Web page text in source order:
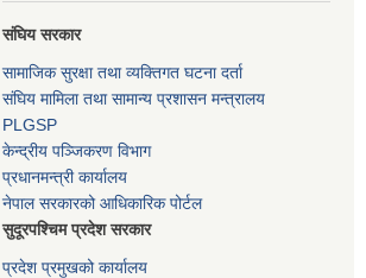
संघिय सरकार
सामाजिक सुरक्षा तथा व्यक्तिगत घटना दर्ता
संघिय मामिला तथा सामान्य प्रशासन मन्त्रालय
PLGSP
केन्द्रीय पञ्जिकरण विभाग
प्रधानमन्त्री कार्यालय
नेपाल सरकारको आधिकारिक पोर्टल
सुदूरपश्चिम प्रदेश सरकार
प्रदेश प्रमुखको कार्यालय